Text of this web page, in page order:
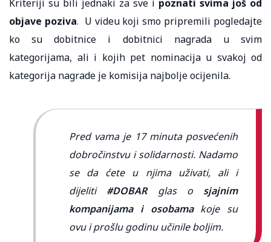
Kriteriji su bili jednaki za sve i poznati svima još od
objave poziva. U videu koji smo pripremili pogledajte
ko su dobitnice i dobitnici nagrada u svim
kategorijama, ali i kojih pet nominacija u svakoj od
kategorija nagrade je komisija najbolje ocijenila.
Pred vama je 17 minuta posvećenih
dobročinstvu i solidarnosti. Nadamo
se da ćete u njima uživati, ali i
dijeliti #DOBARglas o sjajnim
kompanijama i osobamakoje su
ovu i prošlu godinu učinile boljim.